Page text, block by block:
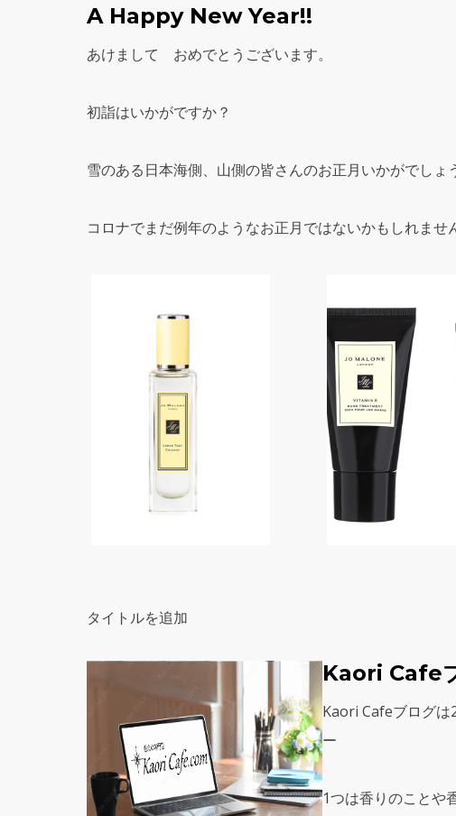
A Happy New Year!!
あけまして おめでとうございます。
初詣はいかがですか？
雪のある日本海側、山側の皆さんのお正月いかがでしょ
コロナでまだ例年のようなお正月ではないかもしれませ
タイトルを追加
Kaori Cafe
Kaori Cafeブログは
ー
1つは香りのことや